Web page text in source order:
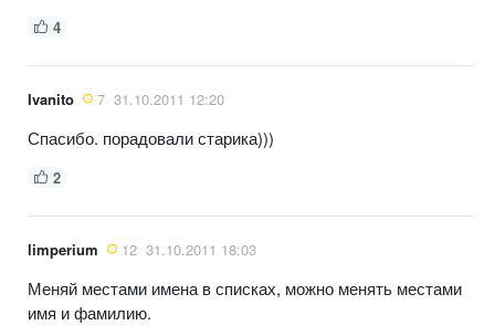
4
Ivanito 7 31.10.2011 12:20
Спасибо. порадовали старика)))
2
limperium 12 31.10.2011 18:03
Меняй местами имена в списках, можно менять местами
имя и фамилию.